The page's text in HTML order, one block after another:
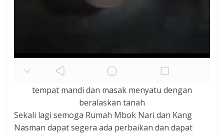
tempat mandi dan masak menyatu dengan
beralaskan tanah
Sekali lagi semoga Rumah Mbok Nari dan Kang
Nasman dapat segera ada perbaikan dan dapat